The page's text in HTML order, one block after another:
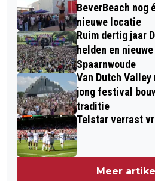
BeverBeach nog
nieuwe locatie
Ruim dertig jaar
helden en
Spaarnwoude
Van Dutch Valley
jong festival
traditie
Telstar verrast
Meer